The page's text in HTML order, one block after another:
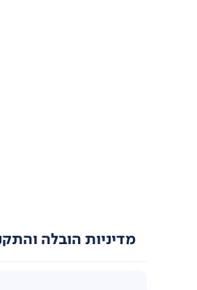
מדיניות הובלה